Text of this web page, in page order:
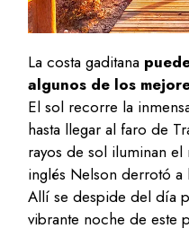
La costa gaditana
algunos de los
El sol recorre la
hasta llegar al faro de
rayos de sol iluminan
inglés Nelson derrotó a
Allí se despide del día
vibrante noche de este